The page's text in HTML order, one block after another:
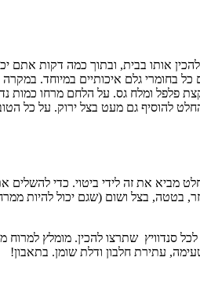
אותו בבית, ובתוך כמה דקות אתם
כל בחומרי גלם איכותיים במיוחד.
פלפל ומלח גס. על הלחם מרחו כמות
מביא את זה לידי ביטוי. כדי
בטטה, בצל ושום (שגם יכול
סנדוויץ שתרצו להכין. מומלץ
עתירת חלבון ודלת שומן. בתאבון!